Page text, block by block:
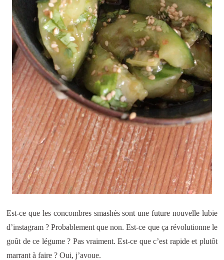
Est-ce que les concombres smashés sont une future nouvelle lubie
d’instagram ? Probablement que non. Est-ce que ça révolutionne le
goût de ce légume ? Pas vraiment. Est-ce que c’est rapide et plutôt
marrant à faire ? Oui, j’avoue.